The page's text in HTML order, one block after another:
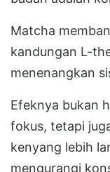
Matcha
kandungan L-
menenangkan
Efeknya bukan
fokus, tetapi
kenyang lebih
mengurangi